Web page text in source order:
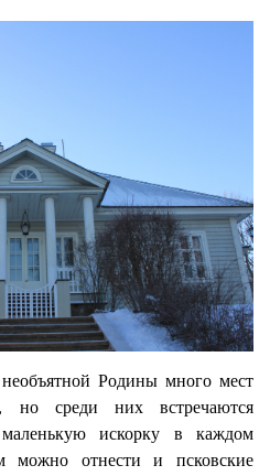
Родины много мест
но среди них встречаются
искорку в каждом
можно отнести и псковские